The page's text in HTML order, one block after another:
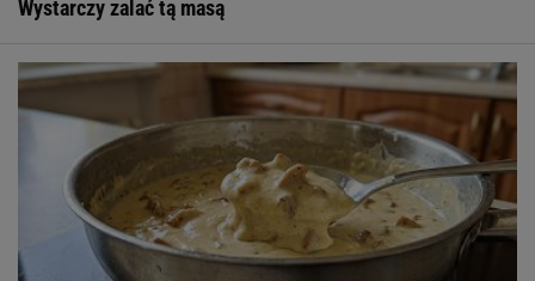
Wystarczy zalać tą masą